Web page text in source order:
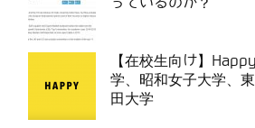
【在校生向け】
学、昭和女子大学、
田大学